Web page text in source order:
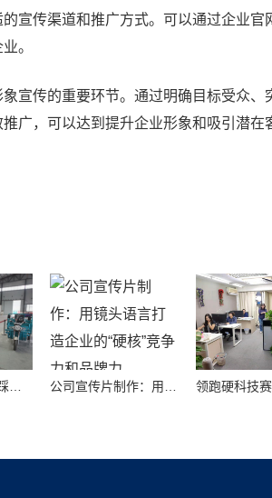
宣传渠道和推广方式。可以通过企业
。
宣传的重要环节。通过明确目标受众
广，可以达到提升企业形象和吸引潜在
企业宣传片屡屡“踩坑”？别把品牌拍成了廉价短视频！ 公司宣传片制作：用镜头语言打造企业的“硬核”竞争力和品牌力